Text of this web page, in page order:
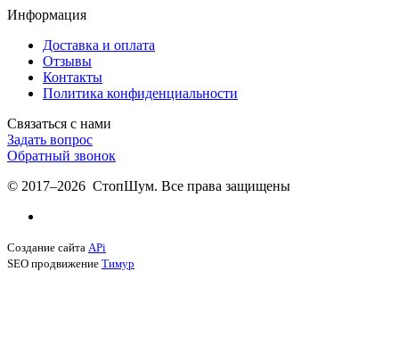
Информация
Доставка и оплата
Отзывы
Контакты
Политика конфиденциальности
Связаться с нами
Задать вопрос
Обратный звонок
© 2017–2026 СтопШум. Все права защищены
Создание сайта APi
SEO продвижение Тимур